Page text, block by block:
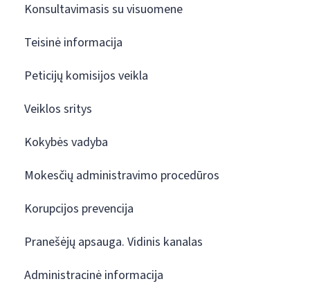
Konsultavimasis su visuomene
Teisinė informacija
Peticijų komisijos veikla
Veiklos sritys
Kokybės vadyba
Mokesčių administravimo procedūros
Korupcijos prevencija
Pranešėjų apsauga. Vidinis kanalas
Administracinė informacija